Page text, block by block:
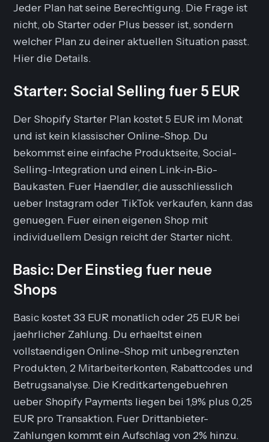
Jeder Plan hat seine Berechtigung. Die Frage ist
nicht, ob Starter oder Plus besser ist, sondern
welcher Plan zu deiner aktuellen Situation passt.
Hier die Details.
Starter: Social Selling fuer 5 EUR
Der Shopify Starter Plan kostet 5 EUR im Monat
und ist kein klassischer Online-Shop. Du
bekommst eine einfache Produktseite, Social-
Selling-Integration und einen Link-in-Bio-
Baukasten. Fuer Haendler, die ausschliesslich
ueber Instagram oder TikTok verkaufen, kann das
genuegen. Fuer einen eigenen Shop mit
individuellem Design reicht der Starter nicht.
Basic: Der Einstieg fuer neue
Shops
Basic kostet 33 EUR monatlich oder 25 EUR bei
jaehrlicher Zahlung. Du erhaeltst einen
vollstaendigen Online-Shop mit unbegrenzten
Produkten, 2 Mitarbeiterkonten, Rabattcodes und
Betrugsanalyse. Die Kreditkartengebuehren
ueber Shopify Payments liegen bei 1,9% plus 0,25
EUR pro Transaktion. Fuer Drittanbieter-
Zahlungen kommt ein Aufschlag von 2% hinzu.